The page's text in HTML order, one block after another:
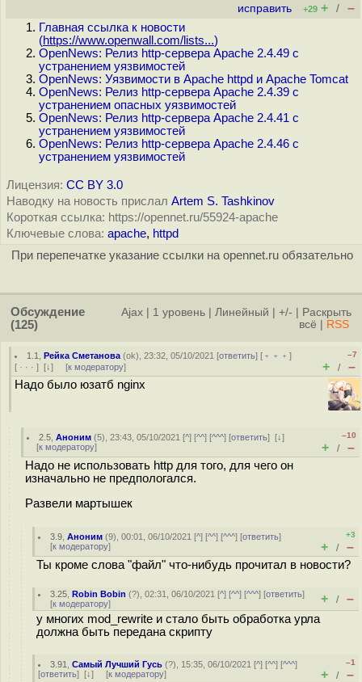
исправить +29 + / –
Главная ссылка к новости
(https://www.openwall.com/lists...)
OpenNews: Релиз http-сервера Apache 2.4.49 с
устранением уязвимостей
OpenNews: Уязвимости в Apache httpd и Apache Tomcat
OpenNews: Релиз http-сервера Apache 2.4.39 с
устранением опасных уязвимостей
OpenNews: Релиз http-сервера Apache 2.4.41 с
устранением уязвимостей
OpenNews: Релиз http-сервера Apache 2.4.46 с
устранением уязвимостей
Лицензия: CC BY 3.0
Наводку на новость прислал Artem S. Tashkinov
Короткая ссылка: https://opennet.ru/55924-apache
Ключевые слова: apache, httpd
При перепечатке указание ссылки на opennet.ru обязательно
Обсуждение
(125)
Ajax 1 уровень Линейный +/-
Раскрыть
всё
RSS
1.1 ,Рейка Сметанова (ok), 23:32, 05/10/2021 [ответить] [ ﹢﹢﹢]
[ · · · ] [↓] [к модератору]
–7
+ / –
Надо было юзатб nginx
2.5 ,Аноним (5), 23:43, 05/10/2021 [^] [^^] [^^^] [ответить][↓]
[к модератору]
–10
+ / –
Надо не использовать http для того, для чего он
изначально не предпологался.
Развели мартышек
3.9 ,Аноним (9), 00:01, 06/10/2021 [^] [^^] [^^^] [ответить]
[к модератору]
+3
+ / –
Ты кроме слова "файл" что-нибудь прочитал в новости?
3.25 ,Robin Bobin (?), 02:31, 06/10/2021 [^] [^^] [^^^] [ответить]
[к модератору] + / –
у многих mod_rewrite и стало быть обработка урла
должна быть передана скрипту
3.91 ,Самый Лучший Гусь (?), 15:35, 06/10/2021 [^] [^^] [^^^]
[ответить] [↓] [к модератору]
–1
+ / –